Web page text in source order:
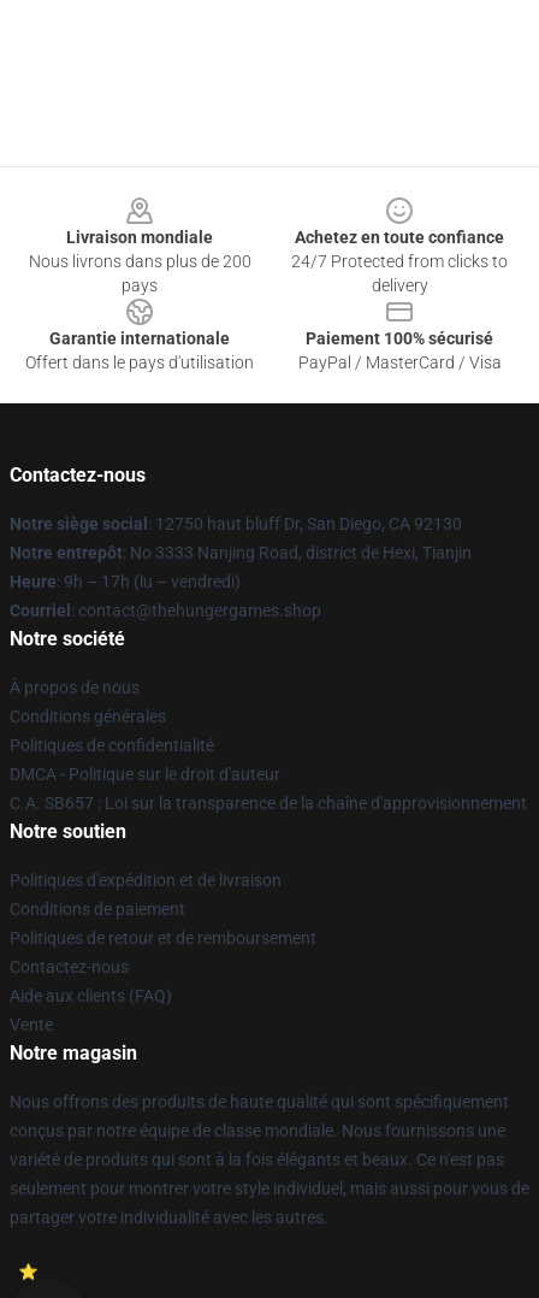
Livraison mondiale
Nous livrons dans plus de 200
pays
Achetez en toute confiance
24/7 Protected from clicks to
delivery
Garantie internationale
Offert dans le pays d'utilisation
Paiement 100% sécurisé
PayPal / MasterCard / Visa
Contactez-nous
Notre siège social : 12750 haut bluff Dr, San Diego, CA 92130
Notre entrepôt: No 3333 Nanjing Road, district de Hexi, Tianjin
Heure: 9h – 17h (lu – vendredi)
Courriel : contact@thehungergames.shop
Notre société
À propos de nous
Conditions générales
Politiques de confidentialité
DMCA - Politique sur le droit d'auteur
C.A. SB657 : Loi sur la transparence de la chaîne d'approvisionnement
Notre soutien
Politiques d'expédition et de livraison
Conditions de paiement
Politiques de retour et de remboursement
Contactez-nous
Aide aux clients (FAQ)
Vente
Notre magasin
Nous offrons des produits de haute qualité qui sont spécifiquement
conçus par notre équipe de classe mondiale. Nous fournissons une
variété de produits qui sont à la fois élégants et beaux. Ce n'est pas
seulement pour montrer votre style individuel, mais aussi pour vous de
partager votre individualité avec les autres.